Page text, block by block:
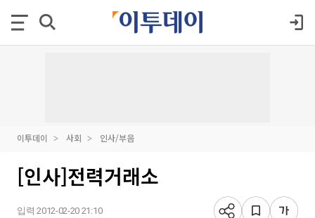
이투데이 사회 인사/부음
[인사]전력거래소
입력 2012-02-20 21:10